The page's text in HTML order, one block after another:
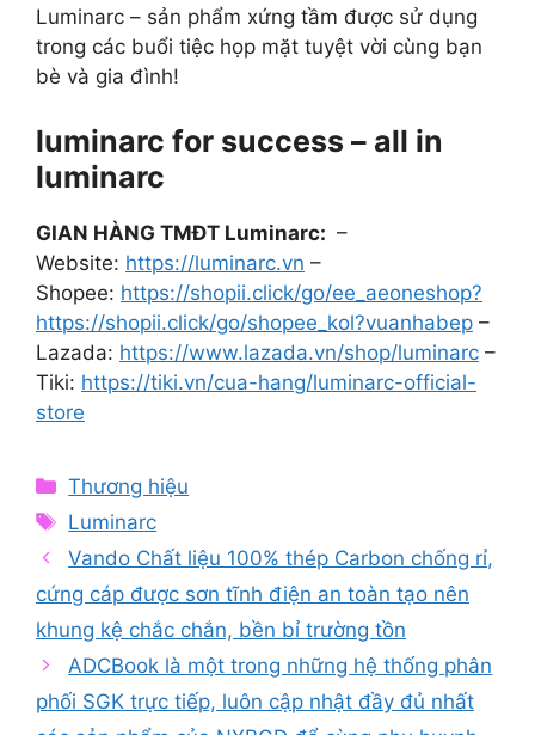
Luminarc – sản phẩm xứng tầm được sử dụng
trong các buổi tiệc họp mặt tuyệt vời cùng bạn
bè và gia đình!
luminarc for success – all in
luminarc
GIAN HÀNG TMĐT Luminarc: –
Website: https://luminarc.vn –
Shopee: https://shopii.click/go/ee_aeoneshop?
https://shopii.click/go/shopee_kol?vuanhabep –
Lazada: https://www.lazada.vn/shop/luminarc –
Tiki: https://tiki.vn/cua-hang/luminarc-official-
store
Categories
Thương hiệu
Tags
Luminarc
Vando Chất liệu 100% thép Carbon chống rỉ,
cứng cáp được sơn tĩnh điện an toàn tạo nên
khung kệ chắc chắn, bền bỉ trường tồn
ADCBook là một trong những hệ thống phân
phối SGK trực tiếp, luôn cập nhật đầy đủ nhất